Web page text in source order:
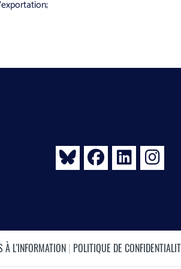
À L'INFORMATION | POLITIQUE DE